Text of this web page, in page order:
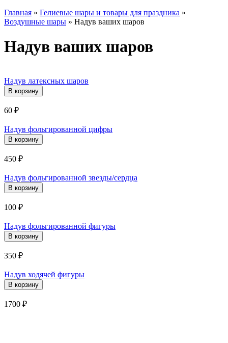
Главная » Гелиевые шары и товары для праздника »
Воздушные шары » Надув ваших шаров
Надув ваших шаров
Надув латексных шаров
60 ₽
Надув фольгированной цифры
450 ₽
Надув фольгированной звезды/сердца
100 ₽
Надув фольгированной фигуры
350 ₽
Надув ходячей фигуры
1700 ₽